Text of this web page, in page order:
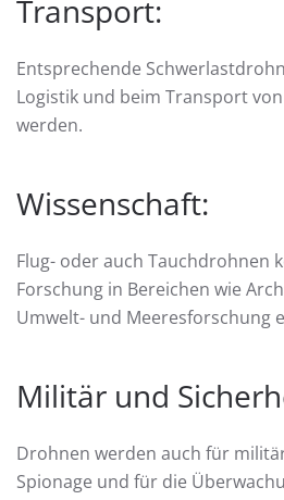
Transport:
Entsprechende
Logistik und beim Transport
werden.
Wissenschaft:
Flug- oder auch Tauchdrohnen
Forschung in Bereichen wie
Umwelt- und Meeresforschung
Militär und
Drohnen werden auch für
Spionage und für die